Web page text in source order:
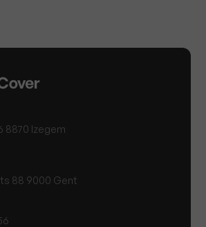
8870 Izegem
88 9000 Gent